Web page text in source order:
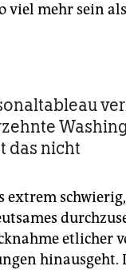
viel mehr sein
das nicht
extrem
etlicher
hinausgeht.